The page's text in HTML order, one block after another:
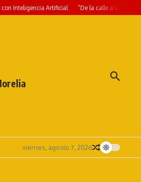
Artificial “De la calle a la pantalla: El
viernes, agosto 7, 2026